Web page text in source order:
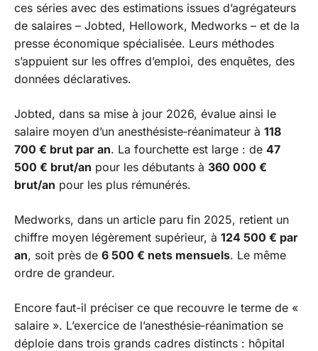
ces séries avec des estimations issues d’agrégateurs
de salaires – Jobted, Hellowork, Medworks – et de la
presse économique spécialisée. Leurs méthodes
s’appuient sur les offres d’emploi, des enquêtes, des
données déclaratives.
Jobted, dans sa mise à jour 2026, évalue ainsi le
salaire moyen d’un anesthésiste‑réanimateur à 118
700 € brut par an. La fourchette est large : de 47
500 € brut/an pour les débutants à 360 000 €
brut/an pour les plus rémunérés.
Medworks, dans un article paru fin 2025, retient un
chiffre moyen légèrement supérieur, à 124 500 € par
an, soit près de 6 500 € nets mensuels. Le même
ordre de grandeur.
Encore faut-il préciser ce que recouvre le terme de «
salaire ». L’exercice de l’anesthésie‑réanimation se
déploie dans trois grands cadres distincts : hôpital